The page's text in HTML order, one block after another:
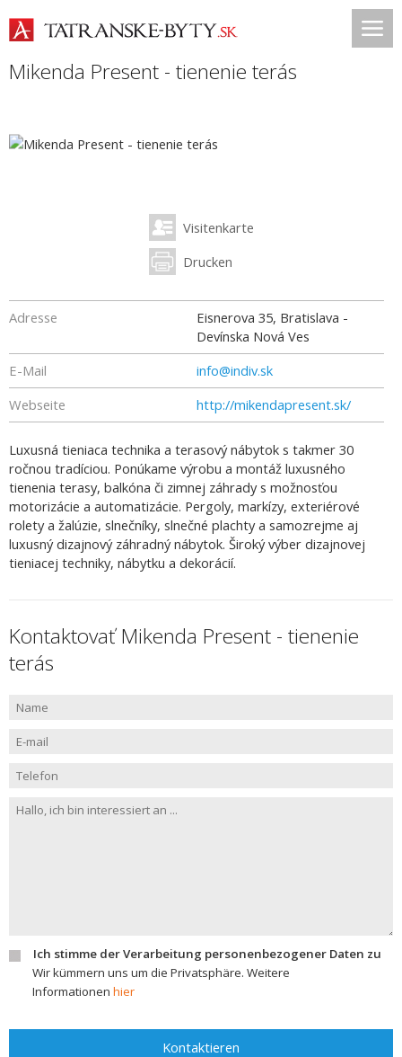
Mikenda Present - tienenie terás
Visitenkarte
Drucken
Adresse
Eisnerova 35, Bratislava -
Devínska Nová Ves
E-Mail
info@indiv.sk
Webseite
http://mikendapresent.sk/
Luxusná tieniaca technika a terasový nábytok s takmer 30
ročnou tradíciou. Ponúkame výrobu a montáž luxusného
tienenia terasy, balkóna či zimnej záhrady s možnosťou
motorizácie a automatizácie. Pergoly, markízy, exteriérové
rolety a žalúzie, slnečníky, slnečné plachty a samozrejme aj
luxusný dizajnový záhradný nábytok. Široký výber dizajnovej
tieniacej techniky, nábytku a dekorácií.
Kontaktovať Mikenda Present - tienenie
terás
Ich stimme der Verarbeitung personenbezogener Daten zu
Wir kümmern uns um die Privatsphäre. Weitere
Informationen hier
Kontaktieren